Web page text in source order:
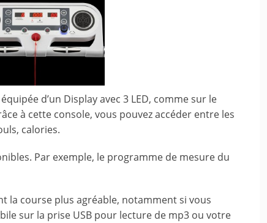
d’un Display avec 3 LED, comme sur le
à cette console, vous pouvez accéder entre les
calories.
Par exemple, le programme de mesure du
la course plus agréable, notamment si vous
sur la prise USB pour lecture de mp3 ou votre